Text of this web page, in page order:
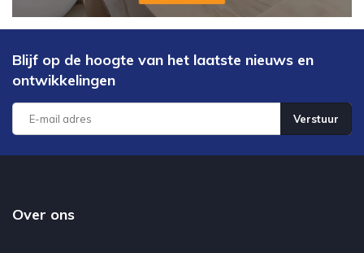
Blijf op de hoogte van het laatste nieuws en
ontwikkelingen
Verstuur
Over ons